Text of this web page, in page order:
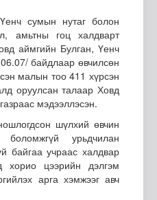
сумын нутаг болон
амьтны гоц халдварт
аймгийн Булган, Үенч
байдлаар өвчилсөн
малын тоо 411 хүрсэн
оруулсан талаар Ховд
мэдээллэсэн.
шүлхий өвчин
урьдчилан
байгаа учраас халдвар
хорио цээрийн дэлгэм
арга хэмжээг авч